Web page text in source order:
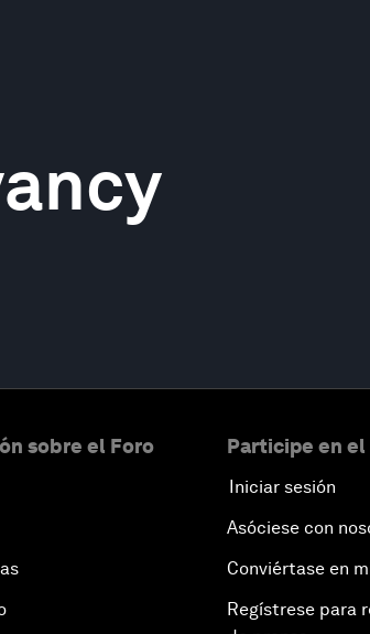
sobre el Foro Participe en el
Iniciar sesión
Asóciese con
Conviértase en
Regístrese para